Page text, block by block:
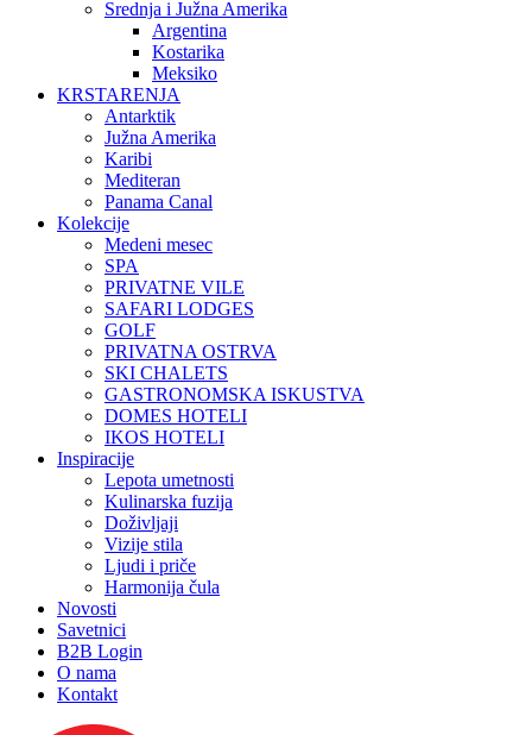
Srednja i Južna Amerika
Argentina
Kostarika
Meksiko
KRSTARENJA
Antarktik
Južna Amerika
Karibi
Mediteran
Panama Canal
Kolekcije
Medeni mesec
SPA
PRIVATNE VILE
SAFARI LODGES
GOLF
PRIVATNA OSTRVA
SKI CHALETS
GASTRONOMSKA ISKUSTVA
DOMES HOTELI
IKOS HOTELI
Inspiracije
Lepota umetnosti
Kulinarska fuzija
Doživljaji
Vizije stila
Ljudi i priče
Harmonija čula
Novosti
Savetnici
B2B Login
O nama
Kontakt